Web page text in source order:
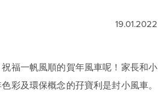
19.01.2022
福一帆風順的賀年風車呢！家長和小
彩及環保概念的孖寶利是封小風車。